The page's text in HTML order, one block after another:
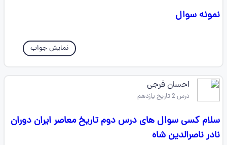
نمونه سوال
نمایش جواب
احسان فرجی
درس 2 تاریخ یازدهم
سلام کسی سوال های درس دوم تاریخ معاصر ایران دوران
نادر ناصرالدین شاه